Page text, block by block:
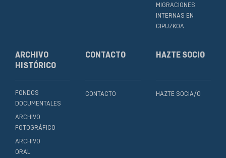
MIGRACIONES
INTERNAS EN
GIPUZKOA
ARCHIVO
HISTÓRICO
FONDOS
DOCUMENTALES
ARCHIVO
FOTOGRÁFICO
ARCHIVO
ORAL
CONTACTO
CONTACTO
HAZTE SOCIO
HAZTE SOCIA/O